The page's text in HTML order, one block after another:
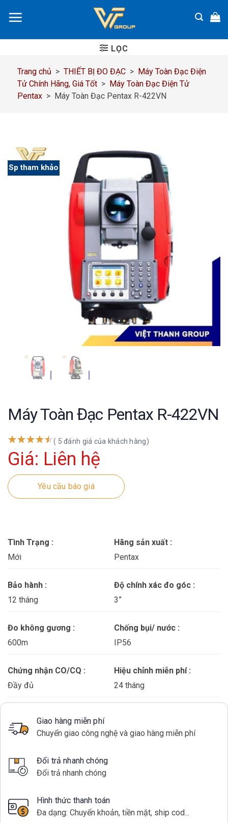
đến
dung
LỌC
Trang chủ > THIẾT BỊ ĐO ĐẠC > Máy Toàn Đạc Điện
Tử Chính Hãng, Giá Tốt > Máy Toàn Đạc Điện Tử
Pentax > Máy Toàn Đạc Pentax R-422VN
Sp tham khảo
Máy Toàn Đạc Pentax R-422VN
( 5 đánh giá của khách hàng)
Giá: Liên hệ
Yêu cầu báo giá
Tình Trạng :
Mới
Hãng sản xuất :
Pentax
Bảo hành :
12 tháng
Độ chính xác đo góc :
3”
Đo không gương :
600m
Chống bụi/ nước :
IP56
Chứng nhận CO/CQ :
Đầy đủ
Hiệu chỉnh miễn phí :
24 tháng
Giao hàng miễn phí
Chuyển giao công nghệ và giao hàng miễn phí
Đổi trả nhanh chóng
Đổi trả nhanh chóng
Hình thức thanh toán
Đa dạng: Chuyển khoản, tiền mặt, ship cod...